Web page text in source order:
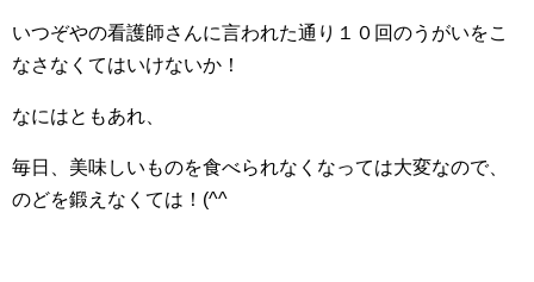
いつぞやの看護師さんに言われた通り１０回のうがいをこ
なさなくてはいけないか！
なにはともあれ、
毎日、美味しいものを食べられなくなっては大変なので、
のどを鍛えなくては！(^^ゞ